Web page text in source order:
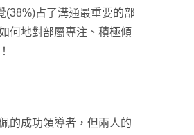
(38%)占了溝通最重要的部
何地對部屬專注、積極傾
的成功領導者，但兩人的